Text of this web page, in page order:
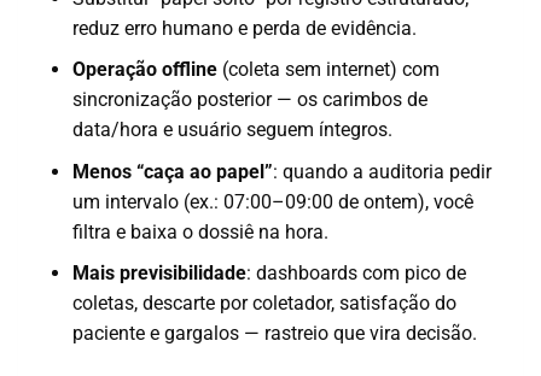
reduz erro humano e perda de evidência.
Operação offline(coleta sem internet) com
sincronização posterior — os carimbos de
data/hora e usuário seguem íntegros.
Menos “caça ao papel”: quando a auditoria pedir
um intervalo (ex.: 07:00–09:00 de ontem), você
filtra e baixa o dossiê na hora.
Mais previsibilidade: dashboards com pico de
coletas, descarte por coletador, satisfação do
paciente e gargalos — rastreio que vira decisão.